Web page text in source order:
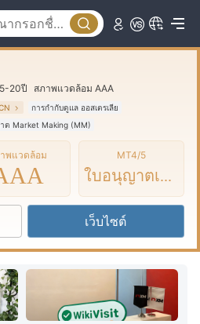
20ปี สภาพแวดล้อม AAA
การกำกับดูแล ออสเตรเลีย
ต Market Making (MM)
ต MT4 แบบเต็ม
ธุรกิจทั่วโลก
พแวดล้อม MT4/5
ใบอนุญาตเต็ม
เว็บไซต์